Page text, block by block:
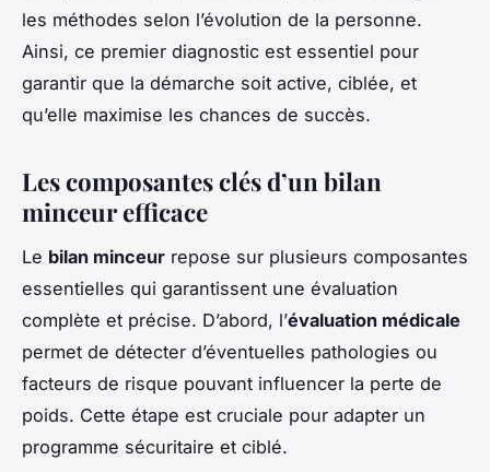
les méthodes selon l’évolution de la personne.
Ainsi, ce premier diagnostic est essentiel pour
garantir que la démarche soit active, ciblée, et
qu’elle maximise les chances de succès.
Les composantes clés d’un bilan
minceur efficace
Le bilan minceur repose sur plusieurs composantes
essentielles qui garantissent une évaluation
complète et précise. D’abord, l’évaluation médicale
permet de détecter d’éventuelles pathologies ou
facteurs de risque pouvant influencer la perte de
poids. Cette étape est cruciale pour adapter un
programme sécuritaire et ciblé.